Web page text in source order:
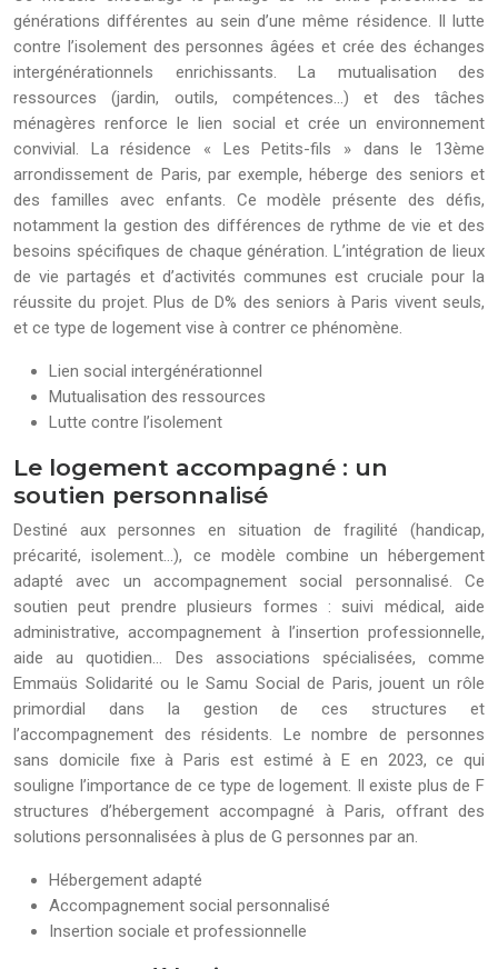
générations différentes au sein d’une même résidence. Il lutte
contre l’isolement des personnes âgées et crée des échanges
intergénérationnels enrichissants. La mutualisation des
ressources (jardin, outils, compétences…) et des tâches
ménagères renforce le lien social et crée un environnement
convivial. La résidence « Les Petits-fils » dans le 13ème
arrondissement de Paris, par exemple, héberge des seniors et
des familles avec enfants. Ce modèle présente des défis,
notamment la gestion des différences de rythme de vie et des
besoins spécifiques de chaque génération. L’intégration de lieux
de vie partagés et d’activités communes est cruciale pour la
réussite du projet. Plus de D% des seniors à Paris vivent seuls,
et ce type de logement vise à contrer ce phénomène.
Lien social intergénérationnel
Mutualisation des ressources
Lutte contre l’isolement
Le logement accompagné : un
soutien personnalisé
Destiné aux personnes en situation de fragilité (handicap,
précarité, isolement…), ce modèle combine un hébergement
adapté avec un accompagnement social personnalisé. Ce
soutien peut prendre plusieurs formes : suivi médical, aide
administrative, accompagnement à l’insertion professionnelle,
aide au quotidien… Des associations spécialisées, comme
Emmaüs Solidarité ou le Samu Social de Paris, jouent un rôle
primordial dans la gestion de ces structures et
l’accompagnement des résidents. Le nombre de personnes
sans domicile fixe à Paris est estimé à E en 2023, ce qui
souligne l’importance de ce type de logement. Il existe plus de F
structures d’hébergement accompagné à Paris, offrant des
solutions personnalisées à plus de G personnes par an.
Hébergement adapté
Accompagnement social personnalisé
Insertion sociale et professionnelle